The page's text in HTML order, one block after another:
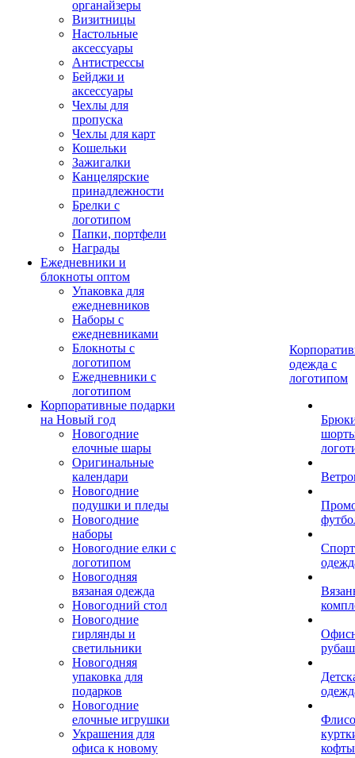
органайзеры
Визитницы
Настольные
аксессуары
Антистрессы
Бейджи и
аксессуары
Чехлы для
пропуска
Чехлы для карт
Кошельки
Зажигалки
Канцелярские
принадлежности
Брелки с
логотипом
Папки, портфели
Награды
Ежедневники и
блокноты оптом
Упаковка для
ежедневников
Наборы с
ежедневниками
Блокноты с
логотипом
Ежедневники с
логотипом
Корпоративные подарки
на Новый год
Новогодние
елочные шары
Оригинальные
календари
Новогодние
подушки и пледы
Новогодние
наборы
Новогодние елки с
логотипом
Новогодняя
вязаная одежда
Новогодний стол
Новогодние
гирлянды и
светильники
Новогодняя
упаковка для
подарков
Новогодние
елочные игрушки
Украшения для
офиса к новому
одежда с
логотипом
кофты